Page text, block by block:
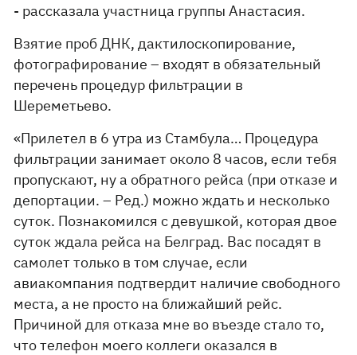
- рассказала участница группы Анастасия.
Взятие проб ДНК, дактилоскопирование,
фотографирование – входят в обязательный
перечень процедур фильтрации в
Шереметьево.
«Прилетел в 6 утра из Стамбула… Процедура
фильтрации занимает около 8 часов, если тебя
пропускают, ну а обратного рейса (при отказе и
депортации. – Ред.) можно ждать и несколько
суток. Познакомился с девушкой, которая двое
суток ждала рейса на Белград. Вас посадят в
самолет только в том случае, если
авиакомпания подтвердит наличие свободного
места, а не просто на ближайший рейс.
Причиной для отказа мне во въезде стало то,
что телефон моего коллеги оказался в